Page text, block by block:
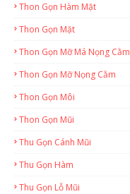
Thon Gọn Hàm Mặt
Thon Gọn Mặt
Thon Gọn Mỡ Má Nọng Cằm
Thon Gọn Mỡ Nọng Cằm
Thon Gọn Môi
Thon Gọn Mũi
Thu Gọn Cánh Mũi
Thu Gọn Hàm
Thu Gọn Lỗ Mũi